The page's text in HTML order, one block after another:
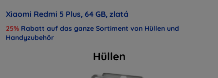
Xiaomi Redmi 5 Plus, 64 GB, zlatá
25% Rabatt auf das ganze Sortiment von Hüllen und
Handyzubehör
Hüllen